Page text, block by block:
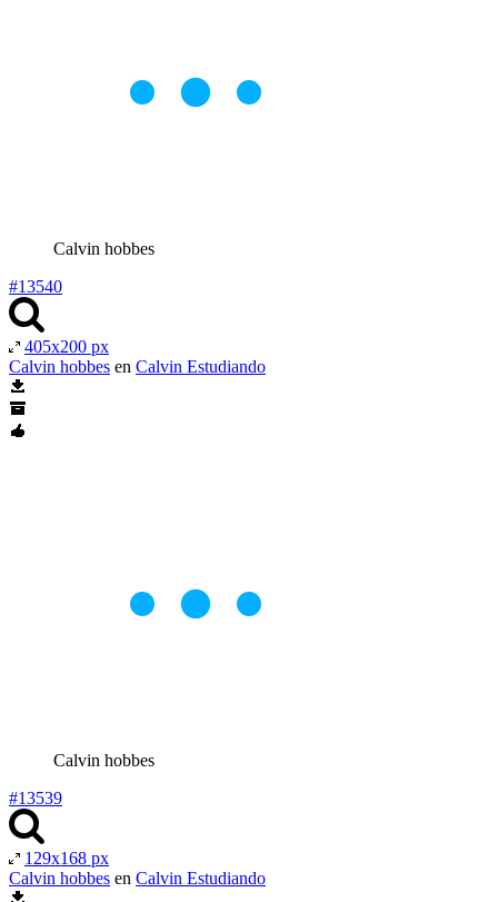
Calvin hobbes
#13540
405x200 px
Calvin hobbes en Calvin Estudiando
Calvin hobbes
#13539
129x168 px
Calvin hobbes en Calvin Estudiando